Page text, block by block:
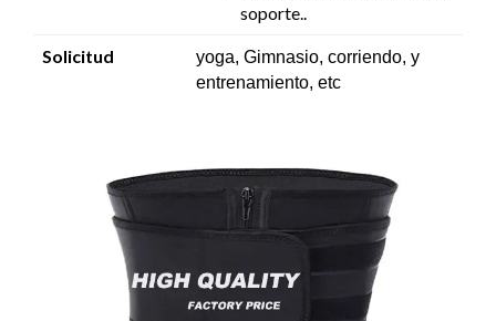
soporte..
Solicitud
yoga, Gimnasio, corriendo, y
entrenamiento, etc